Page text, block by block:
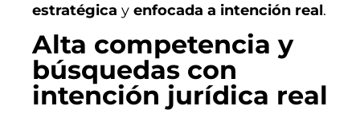
estratégica y enfocada a intención real.
Alta competencia y
búsquedas con
intención jurídica real